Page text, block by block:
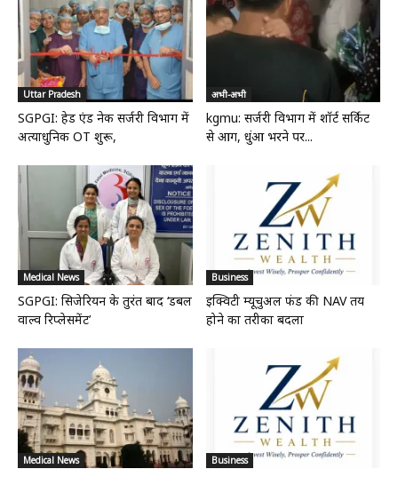
Uttar Pradesh
SGPGI: हेड एंड नेक सर्जरी विभाग में
अत्याधुनिक OT शुरू,
अभी-अभी
kgmu: सर्जरी विभाग में शॉर्ट सर्किट
से आग, धुंआ भरने पर...
Medical News
SGPGI: सिजेरियन के तुरंत बाद ‘डबल
वाल्व रिप्लेसमेंट’
Business
इक्विटी म्यूचुअल फंड की NAV तय
होने का तरीका बदला
Medical News Business